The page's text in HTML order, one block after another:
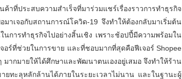
ค้าที่ประสบความสำเร็จที่มาร่วมแชร์เรื่องราวการทำธุรกิจ
าเจอกับสถานการณ์โควิด-19 จึงทำให้ต้องกลับมาเริ่มต้น
ารทำธุรกิจไปอย่างสิ้นเชิง เพราะช้อปปี้มีความพร้อมใน
ร์ที่ช่วยในการขาย และที่ชอบมากที่สุดคือฟีเจอร์ Shopee
ากมายให้ได้ศึกษาและพัฒนาตนเองอยู่เสมอ จึงทำให้ร้าน
ทะลุหลักล้านได้ภายในระยะเวลาไม่นาน และในฐานะผู้